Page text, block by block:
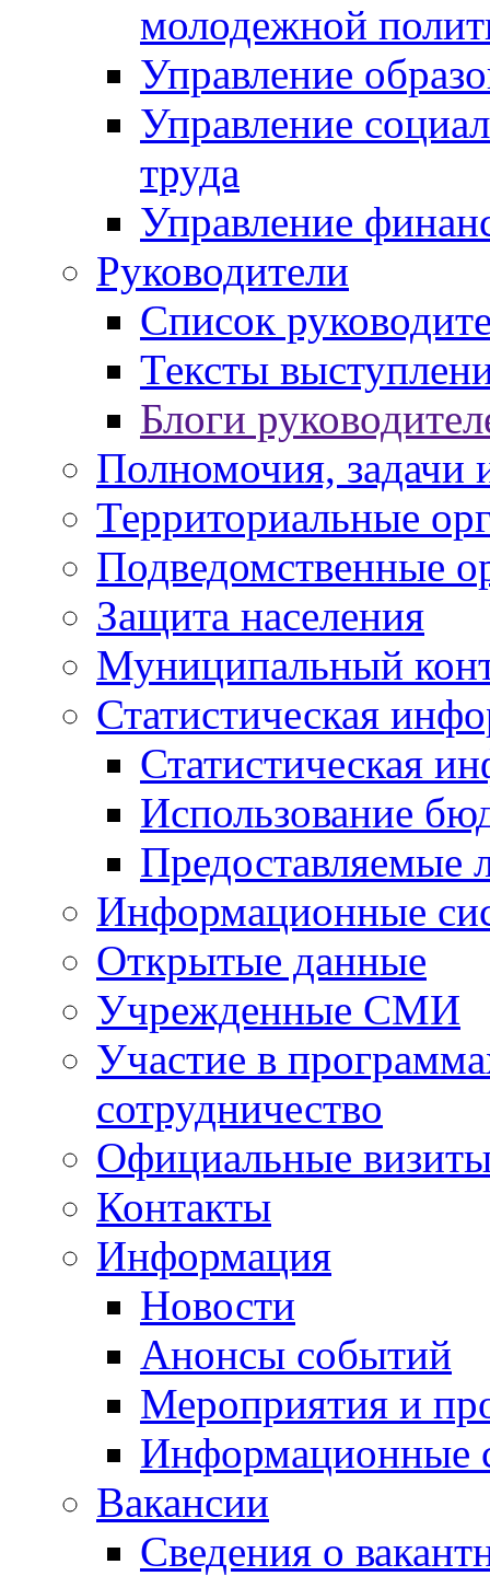
молодежной
Управление
Управление
труда
Управление
Руководители
Список
Тексты
Блоги
Полномочия, задачи
Территориальные
Подведомственные
Защита населения
Муниципальный
Статистическая
Статистическая
Использование
Предоставляемые
Информационные
Открытые данные
Учрежденные СМИ
Участие в
сотрудничество
Официальные
Контакты
Информация
Новости
Анонсы событий
Мероприятия и
Информационные
Вакансии
Сведения о